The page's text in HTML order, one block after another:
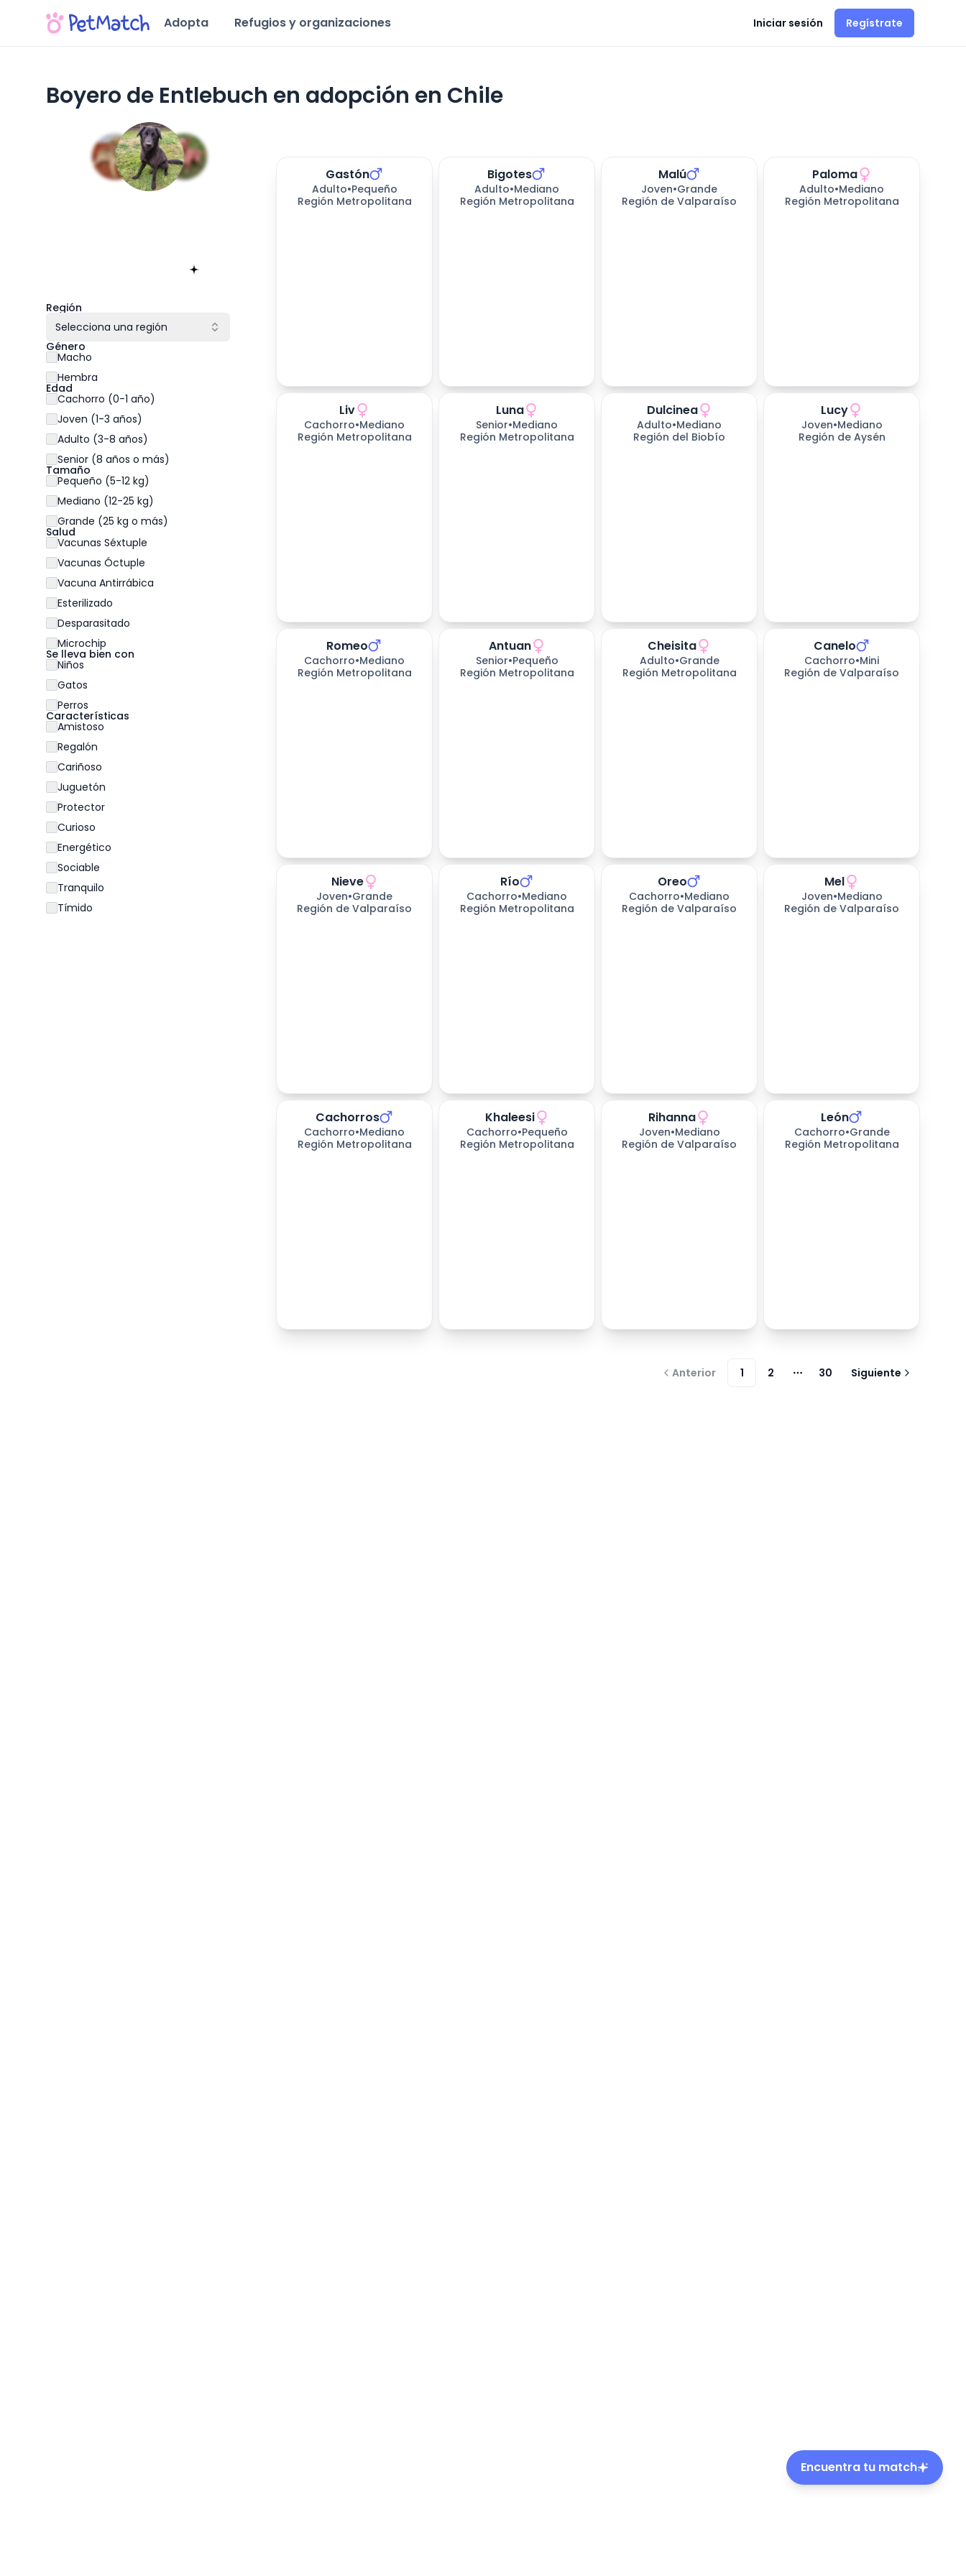
Adopta Refugios y organizaciones Iniciar sesión Regístrate
Boyero de Entlebuch en adopción en Chile
Región
Selecciona una región
Género
Macho
Hembra
Edad
Cachorro (0-1 año)
Joven (1-3 años)
Adulto (3-8 años)
Senior (8 años o más)
Tamaño
Pequeño (5-12 kg)
Mediano (12-25 kg)
Grande (25 kg o más)
Salud
Vacunas Séxtuple
Vacunas Óctuple
Vacuna Antirrábica
Esterilizado
Desparasitado
Microchip
Se lleva bien con
Niños
Gatos
Perros
Características
Amistoso
Regalón
Cariñoso
Juguetón
Protector
Curioso
Energético
Sociable
Tranquilo
Tímido
Gastón
Adulto•Pequeño
Región Metropolitana
Bigotes
Adulto•Mediano
Región Metropolitana
Malú
Joven•Grande
Región de Valparaíso
Paloma
Adulto•Mediano
Región Metropolitana
Liv
Cachorro•Mediano
Región Metropolitana
Luna
Senior•Mediano
Región Metropolitana
Dulcinea
Adulto•Mediano
Región del Biobío
Lucy
Joven•Mediano
Región de Aysén
Romeo
Cachorro•Mediano
Región Metropolitana
Antuan
Senior•Pequeño
Región Metropolitana
Cheisita
Adulto•Grande
Región Metropolitana
Canelo
Cachorro•Mini
Región de Valparaíso
días esperando
Nieve
Joven•Grande
Región de Valparaíso
Río
Cachorro•Mediano
Región Metropolitana
Oreo
Cachorro•Mediano
Región de Valparaíso
Mel
Joven•Mediano
Región de Valparaíso
Cachorros
Cachorro•Mediano
Región Metropolitana
Khaleesi
Cachorro•Pequeño
Región Metropolitana
días esperando
Rihanna
Joven•Mediano
Región de Valparaíso
León
Cachorro•Grande
Región Metropolitana
Anterior 1 2 Más páginas
30 Siguiente
Encuentra tu match